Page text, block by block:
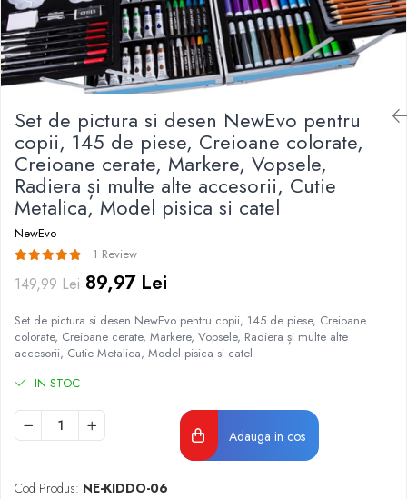
Pistoale de lipit
Termometre bucatarie
Tigai si Seturi
Uscatoare Rufe
Veioze si Lampi
Vopsele si Pigmenti
Perii de par electrice
Uscatoare de par
Set de pictura si desen NewEvo pentru
copii, 145 de piese, Creioane colorate,
Creioane cerate, Markere, Vopsele,
Radiera și multe alte accesorii, Cutie
Metalica, Model pisica si catel
NewEvo
1 Review
149,99 Lei 89,97 Lei
Set de pictura si desen NewEvo pentru copii, 145 de piese, Creioane
colorate, Creioane cerate, Markere, Vopsele, Radiera și multe alte
accesorii, Cutie Metalica, Model pisica si catel
IN STOC
Adauga in cos
Cod Produs: NE-KIDDO-06